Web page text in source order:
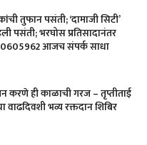
तुफान पसंती; ‘दामाजी सिटी’
पसंती; भरघोस प्रतिसादानंतर
आजच संपर्क साधा
करणे ही काळाची गरज – तृप्तीताई
वाढदिवशी भव्य रक्तदान शिबिर